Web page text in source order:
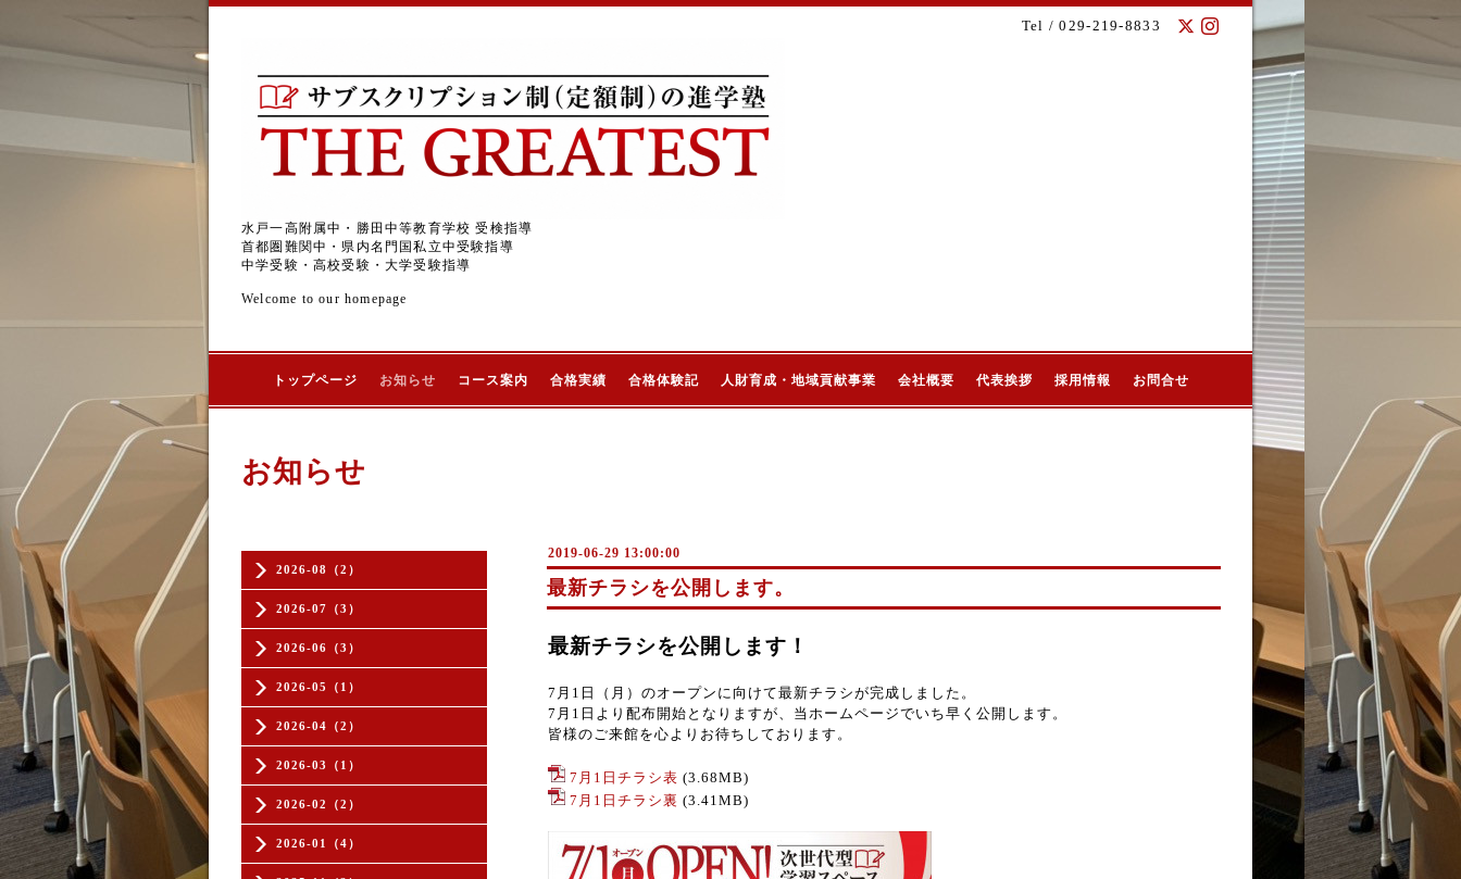
Tel / 029-219-8833
水戸一高附属中・勝田中等教育学校 受検指導
首都圏難関中・県内名門国私立中受験指導
中学受験・高校受験・大学受験指導
Welcome to our homepage
トップページ お知らせ コース案内 合格実績 合格体験記 人財育成・地域貢献事業 会社概要 代表挨拶 採用情報 お問合せ
2026-08（2）
2026-07（3）
2026-06（3）
2026-05（1）
2026-04（2）
2026-03（1）
2026-02（2）
2026-01（4）
お知らせ
2019-06-29 13:00:00
最新チラシを公開します。
最新チラシを公開します！
7月1日（月）のオープンに向けて最新チラシが完成しました。
7月1日より配布開始となりますが、当ホームページでいち早く公開します。
皆様のご来館を心よりお待ちしております。
7月1日チラシ表 (3.68MB)
7月1日チラシ裏 (3.41MB)